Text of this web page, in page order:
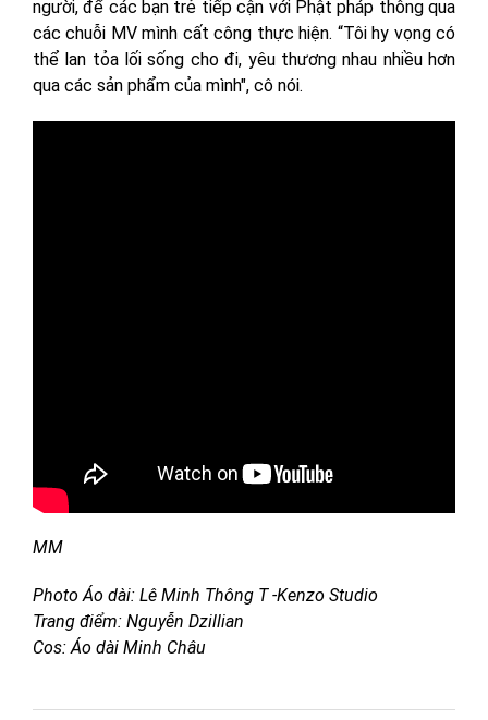
người, để các bạn trẻ tiếp cận với Phật pháp thông qua
các chuỗi MV mình cất công thực hiện. “Tôi hy vọng có
thể lan tỏa lối sống cho đi, yêu thương nhau nhiều hơn
qua các sản phẩm của mình", cô nói.
MM
Photo Áo dài: Lê Minh Thông T -Kenzo Studio
Trang điểm: Nguyễn Dzillian
Cos: Áo dài Minh Châu